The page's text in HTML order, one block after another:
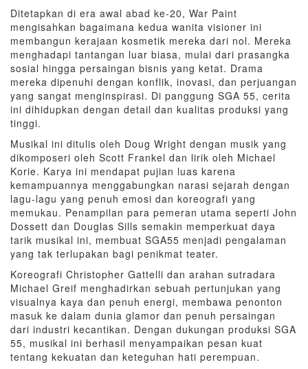
Ditetapkan di era awal abad ke-20, War Paint
mengisahkan bagaimana kedua wanita visioner ini
membangun kerajaan kosmetik mereka dari nol. Mereka
menghadapi tantangan luar biasa, mulai dari prasangka
sosial hingga persaingan bisnis yang ketat. Drama
mereka dipenuhi dengan konflik, inovasi, dan perjuangan
yang sangat menginspirasi. Di panggung SGA 55, cerita
ini dihidupkan dengan detail dan kualitas produksi yang
tinggi.
Musikal ini ditulis oleh Doug Wright dengan musik yang
dikomposeri oleh Scott Frankel dan lirik oleh Michael
Korie. Karya ini mendapat pujian luas karena
kemampuannya menggabungkan narasi sejarah dengan
lagu-lagu yang penuh emosi dan koreografi yang
memukau. Penampilan para pemeran utama seperti John
Dossett dan Douglas Sills semakin memperkuat daya
tarik musikal ini, membuat SGA55 menjadi pengalaman
yang tak terlupakan bagi penikmat teater.
Koreografi Christopher Gattelli dan arahan sutradara
Michael Greif menghadirkan sebuah pertunjukan yang
visualnya kaya dan penuh energi, membawa penonton
masuk ke dalam dunia glamor dan penuh persaingan
dari industri kecantikan. Dengan dukungan produksi SGA
55, musikal ini berhasil menyampaikan pesan kuat
tentang kekuatan dan keteguhan hati perempuan.